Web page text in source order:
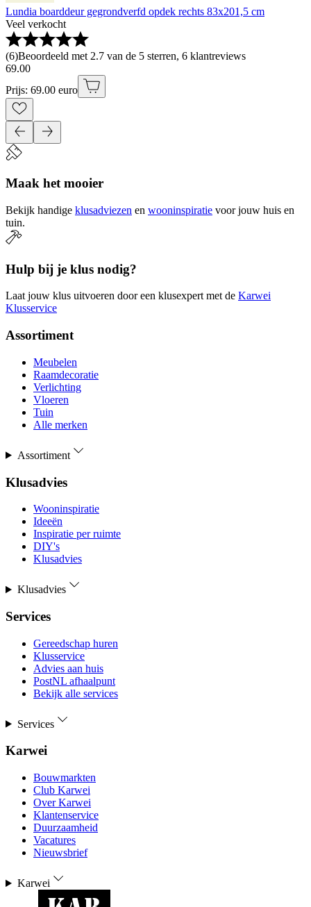
Lundia boarddeur gegrondverfd opdek rechts 83x201,5 cm
Veel verkocht
(6)Beoordeeld met 2.7 van de 5 sterren, 6 klantreviews
69.00
Prijs: 69.00 euro
Maak het mooier
Bekijk handige klusadviezen en wooninspiratie voor jouw huis en
tuin.
Hulp bij je klus nodig?
Laat jouw klus uitvoeren door een klusexpert met de Karwei
Klusservice
Assortiment
Meubelen
Raamdecoratie
Verlichting
Vloeren
Tuin
Alle merken
Assortiment
Klusadvies
Wooninspiratie
Ideeën
Inspiratie per ruimte
DIY's
Klusadvies
Klusadvies
Services
Gereedschap huren
Klusservice
Advies aan huis
PostNL afhaalpunt
Bekijk alle services
Services
Karwei
Bouwmarkten
Club Karwei
Over Karwei
Klantenservice
Duurzaamheid
Vacatures
Nieuwsbrief
Karwei